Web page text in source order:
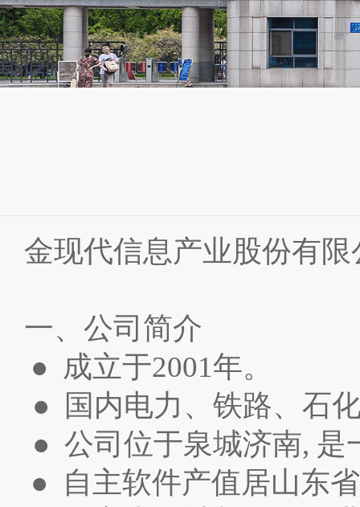
金现代信息产业股份有限
一、公司简介
● 成立于2001年。
● 国内电力、铁路、石
● 公司位于泉城济南, 是
● 自主软件产值居山东